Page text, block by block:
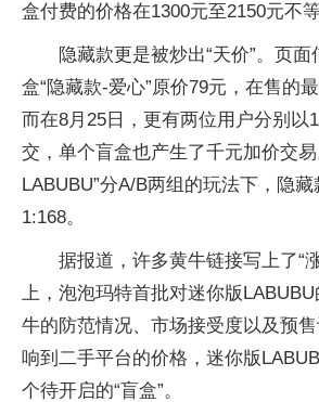
盒付费的价格在1300元至2150元不等
隐藏款更是被炒出“天价”。页
盒“隐藏款-爱心”原价79元，在售的
而在8月25日，更有两位用户分别以
交，单个盲盒也产生了千元加价交易
LABUBU”分A/B两组的玩法下，隐
1:168。
据报道，许多黄牛链接写上了“
上，泡泡玛特首批对迷你版
牛的防范情况、市场接受度以及预
响到二手平台的价格，迷你版
个待开启的“盲盒”。